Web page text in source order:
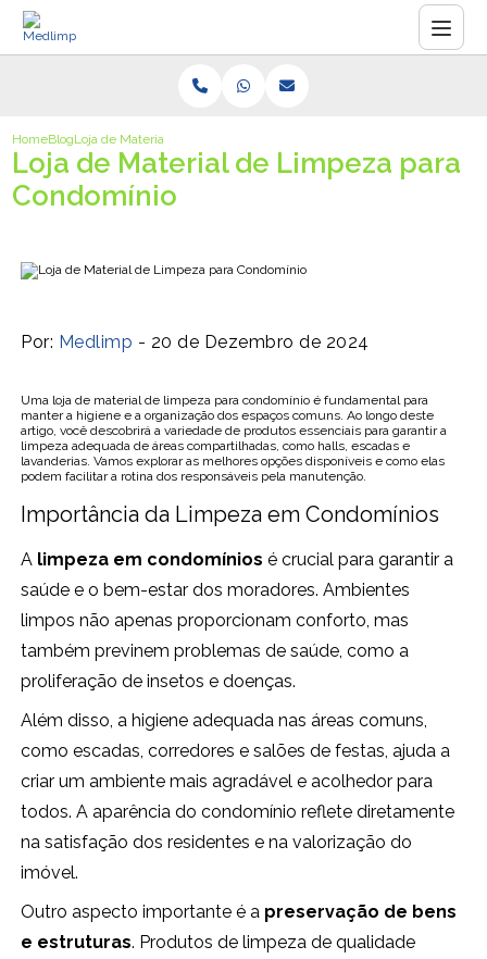
HomeBlogLoja de Material de Limpeza para Condomínio
Loja de Material de Limpeza para
Condomínio
Por: Medlimp - 20 de Dezembro de 2024
Uma loja de material de limpeza para condomínio é fundamental para
manter a higiene e a organização dos espaços comuns. Ao longo deste
artigo, você descobrirá a variedade de produtos essenciais para garantir a
limpeza adequada de áreas compartilhadas, como halls, escadas e
lavanderias. Vamos explorar as melhores opções disponíveis e como elas
podem facilitar a rotina dos responsáveis pela manutenção.
Importância da Limpeza em Condomínios
A limpeza em condomínios é crucial para garantir a
saúde e o bem-estar dos moradores. Ambientes
limpos não apenas proporcionam conforto, mas
também previnem problemas de saúde, como a
proliferação de insetos e doenças.
Além disso, a higiene adequada nas áreas comuns,
como escadas, corredores e salões de festas, ajuda a
criar um ambiente mais agradável e acolhedor para
todos. A aparência do condomínio reflete diretamente
na satisfação dos residentes e na valorização do
imóvel.
Outro aspecto importante é a preservação de bens
e estruturas. Produtos de limpeza de qualidade